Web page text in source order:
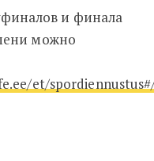
и финала
можно
et/